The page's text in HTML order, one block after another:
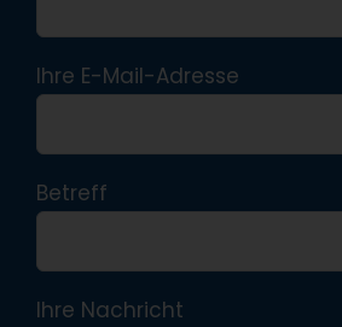
Ihre E-Mail-Adresse
Betreff
Ihre Nachricht